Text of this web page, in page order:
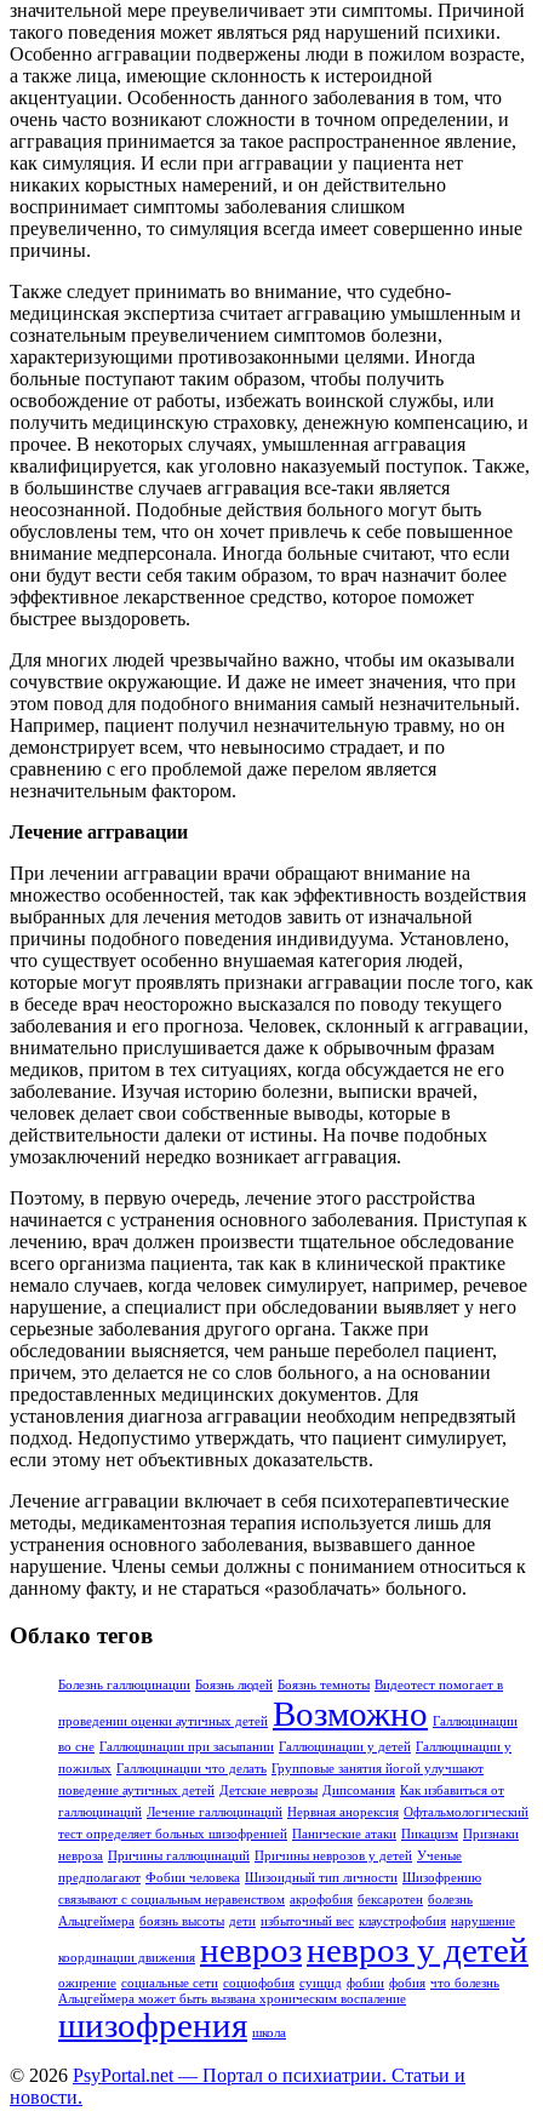
значительной мере преувеличивает эти симптомы. Причиной
такого поведения может являться ряд нарушений психики.
Особенно аггравации подвержены люди в пожилом возрасте,
а также лица, имеющие склонность к истероидной
акцентуации. Особенность данного заболевания в том, что
очень часто возникают сложности в точном определении, и
аггравация принимается за такое распространенное явление,
как симуляция. И если при аггравации у пациента нет
никаких корыстных намерений, и он действительно
воспринимает симптомы заболевания слишком
преувеличенно, то симуляция всегда имеет совершенно иные
причины.
Также следует принимать во внимание, что судебно-
медицинская экспертиза считает аггравацию умышленным и
сознательным преувеличением симптомов болезни,
характеризующими противозаконными целями. Иногда
больные поступают таким образом, чтобы получить
освобождение от работы, избежать воинской службы, или
получить медицинскую страховку, денежную компенсацию, и
прочее. В некоторых случаях, умышленная аггравация
квалифицируется, как уголовно наказуемый поступок. Также,
в большинстве случаев аггравация все-таки является
неосознанной. Подобные действия больного могут быть
обусловлены тем, что он хочет привлечь к себе повышенное
внимание медперсонала. Иногда больные считают, что если
они будут вести себя таким образом, то врач назначит более
эффективное лекарственное средство, которое поможет
быстрее выздороветь.
Для многих людей чрезвычайно важно, чтобы им оказывали
сочувствие окружающие. И даже не имеет значения, что при
этом повод для подобного внимания самый незначительный.
Например, пациент получил незначительную травму, но он
демонстрирует всем, что невыносимо страдает, и по
сравнению с его проблемой даже перелом является
незначительным фактором.
Лечение аггравации
При лечении аггравации врачи обращают внимание на
множество особенностей, так как эффективность воздействия
выбранных для лечения методов завить от изначальной
причины подобного поведения индивидуума. Установлено,
что существует особенно внушаемая категория людей,
которые могут проявлять признаки аггравации после того, как
в беседе врач неосторожно высказался по поводу текущего
заболевания и его прогноза. Человек, склонный к аггравации,
внимательно прислушивается даже к обрывочным фразам
медиков, притом в тех ситуациях, когда обсуждается не его
заболевание. Изучая историю болезни, выписки врачей,
человек делает свои собственные выводы, которые в
действительности далеки от истины. На почве подобных
умозаключений нередко возникает аггравация.
Поэтому, в первую очередь, лечение этого расстройства
начинается с устранения основного заболевания. Приступая к
лечению, врач должен произвести тщательное обследование
всего организма пациента, так как в клинической практике
немало случаев, когда человек симулирует, например, речевое
нарушение, а специалист при обследовании выявляет у него
серьезные заболевания другого органа. Также при
обследовании выясняется, чем раньше переболел пациент,
причем, это делается не со слов больного, а на основании
предоставленных медицинских документов. Для
установления диагноза аггравации необходим непредвзятый
подход. Недопустимо утверждать, что пациент симулирует,
если этому нет объективных доказательств.
Лечение аггравации включает в себя психотерапевтические
методы, медикаментозная терапия используется лишь для
устранения основного заболевания, вызвавшего данное
нарушение. Члены семьи должны с пониманием относиться к
данному факту, и не стараться «разоблачать» больного.
Облако тегов
Болезнь галлюцинации Боязнь людей Боязнь темноты Видеотест помогает в
проведении оценки аутичных детей Возможно Галлюцинации
во сне Галлюцинации при засыпании Галлюцинации у детей Галлюцинации у
пожилых Галлюцинации что делать Групповые занятия йогой улучшают
поведение аутичных детей Детские неврозы Дипсомания Как избавиться от
галлюцинаций Лечение галлюцинаций Нервная анорексия Офтальмологический
тест определяет больных шизофренией Панические атаки Пикацизм Признаки
невроза Причины галлюцинаций Причины неврозов у детей Ученые
предполагают Фобии человека Шизоидный тип личности Шизофрению
связывают с социальным неравенством акрофобия бексаротен болезнь
Альцгеймера боязнь высоты дети избыточный вес клаустрофобия нарушение
координации движения неврозневроз у детей
ожирение социальные сети социофобия суицид фобии фобия что болезнь
Альцгеймера может быть вызвана хроническим воспаление
шизофрения школа
© 2026 PsyPortal.net — Портал о психиатрии. Статьи и
новости.